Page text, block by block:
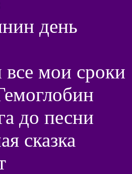
день
мои сроки
до песни
сказка